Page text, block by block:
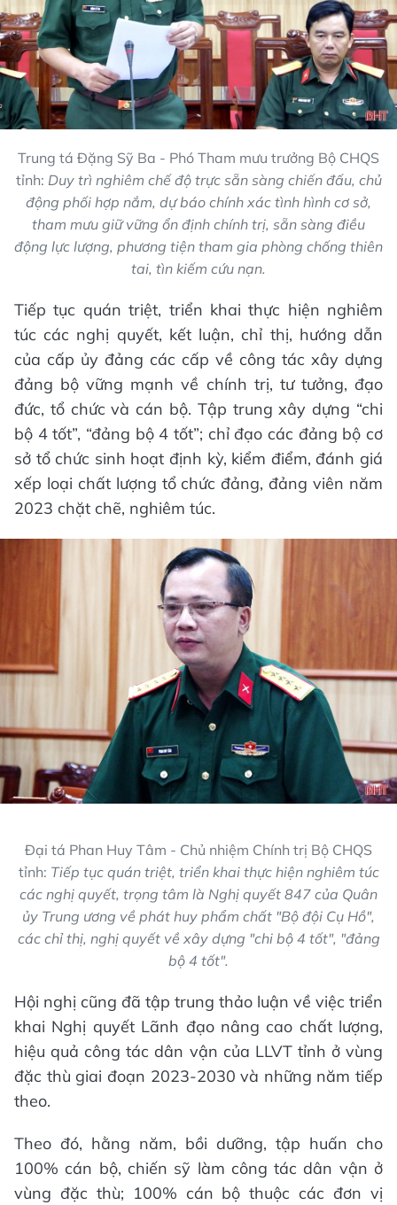
Trung tá Đặng Sỹ Ba - Phó Tham mưu trưởng Bộ CHQS
tỉnh: Duy trì nghiêm chế độ trực sẵn sàng chiến đấu, chủ
động phối hợp nắm, dự báo chính xác tình hình cơ sở,
tham mưu giữ vững ổn định chính trị, sẵn sàng điều
động lực lượng, phương tiện tham gia phòng chống thiên
tai, tìn kiếm cứu nạn.
Tiếp tục quán triệt, triển khai thực hiện nghiêm
túc các nghị quyết, kết luận, chỉ thị, hướng dẫn
của cấp ủy đảng các cấp về công tác xây dựng
đảng bộ vững mạnh về chính trị, tư tưởng, đạo
đức, tổ chức và cán bộ. Tập trung xây dựng “chi
bộ 4 tốt”, “đảng bộ 4 tốt”; chỉ đạo các đảng bộ cơ
sở tổ chức sinh hoạt định kỳ, kiểm điểm, đánh giá
xếp loại chất lượng tổ chức đảng, đảng viên năm
2023 chặt chẽ, nghiêm túc.
Đại tá Phan Huy Tâm - Chủ nhiệm Chính trị Bộ CHQS
tỉnh: Tiếp tục quán triệt, triển khai thực hiện nghiêm túc
các nghị quyết, trọng tâm là Nghị quyết 847 của Quân
ủy Trung ương về phát huy phẩm chất "Bộ đội Cụ Hồ",
các chỉ thị, nghị quyết về xây dựng "chi bộ 4 tốt", "đảng
bộ 4 tốt".
Hội nghị cũng đã tập trung thảo luận về việc triển
khai Nghị quyết Lãnh đạo nâng cao chất lượng,
hiệu quả công tác dân vận của LLVT tỉnh ở vùng
đặc thù giai đoạn 2023-2030 và những năm tiếp
theo.
Theo đó, hằng năm, bồi dưỡng, tập huấn cho
100% cán bộ, chiến sỹ làm công tác dân vận ở
vùng đặc thù; 100% cán bộ thuộc các đơn vị